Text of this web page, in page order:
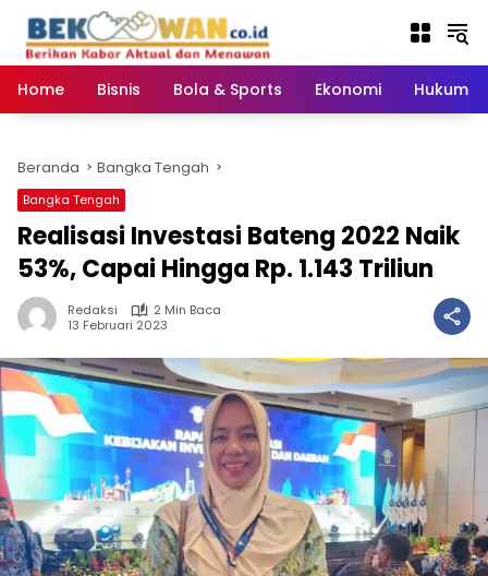
konten
Home
Bisnis Bola & Sports Ekonomi Hukum
Beranda Bangka Tengah
Bangka Tengah
Realisasi Investasi Bateng 2022 Naik
53%, Capai Hingga Rp. 1.143 Triliun
Redaksi
2 Min Baca
13 Februari 2023